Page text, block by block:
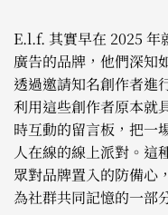
E.l.f. 其實早在 2025
廣告的品牌，他們深知
透過邀請知名創作者進
利用這些創作者原本就
時互動的留言板，把一
人在線的線上派對。這
眾對品牌置入的防備心
為社群共同記憶的一部